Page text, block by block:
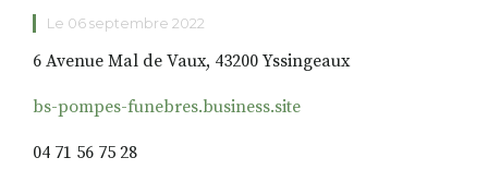
ALTER STRADA
ROSÉE DE MAI
Le 06 septembre 2022
6 Avenue Mal de Vaux, 43200 Yssingeaux
bs-pompes-funebres.business.site
04 71 56 75 28